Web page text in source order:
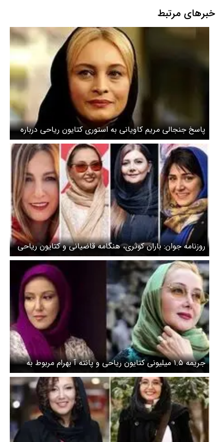
خبرهای مرتبط
پاسخ جنجالی مریم کاویانی به استوری کتایون ریاحی درباره
ممنوع‌الکاریش + عکس
روزنامه جوان: باران کوثری، هنگامه قاضیانی و کتایون ریاحی
منافق‌اند!
جریمه ۱.۵ میلیونی کتایون ریاحی و پانته آ بهرام مربوط به
قبل است/ پرونده حجاب همچنان مفتوح است